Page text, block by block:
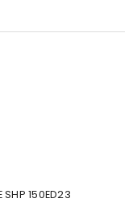
SHP 150ED23